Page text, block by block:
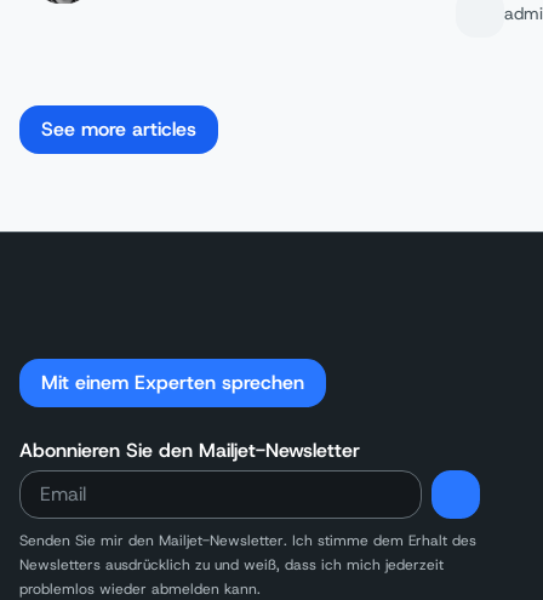
See more articles
Mit einem Experten sprechen
Abonnieren Sie den Mailjet-Newsletter
Senden Sie mir den Mailjet-Newsletter. Ich stimme dem Erhalt des
Newsletters ausdrücklich zu und weiß, dass ich mich jederzeit
problemlos wieder abmelden kann.